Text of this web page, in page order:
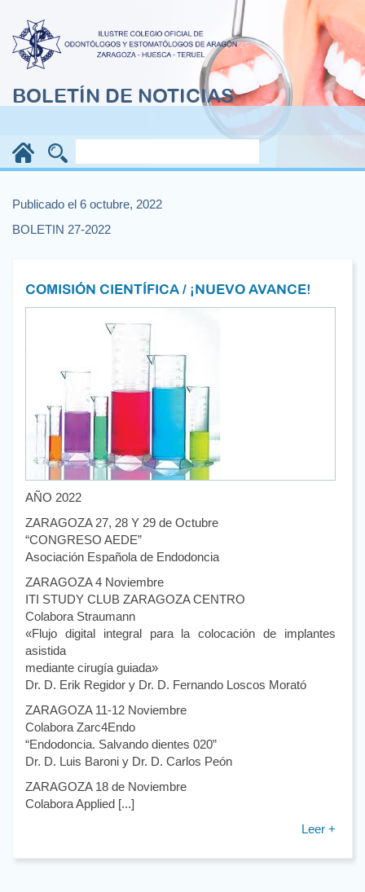
BOLETÍN DE NOTICIAS
Publicado el 6 octubre, 2022
BOLETIN 27-2022
COMISIÓN CIENTÍFICA / ¡NUEVO AVANCE!
AÑO 2022
ZARAGOZA 27, 28 Y 29 de Octubre
“CONGRESO AEDE”
Asociación Española de Endodoncia
ZARAGOZA 4 Noviembre
ITI STUDY CLUB ZARAGOZA CENTRO
Colabora Straumann
«Flujo digital integral para la colocación de implantes
asistida
mediante cirugía guiada»
Dr. D. Erik Regidor y Dr. D. Fernando Loscos Morató
ZARAGOZA 11-12 Noviembre
Colabora Zarc4Endo
“Endodoncia. Salvando dientes 020”
Dr. D. Luis Baroni y Dr. D. Carlos Peón
ZARAGOZA 18 de Noviembre
Colabora Applied [...]
Leer +